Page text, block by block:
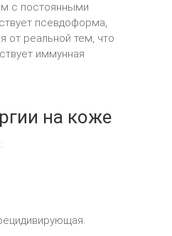
с постоянными
псевдоформа,
от реальной тем, что
иммунная
на коже